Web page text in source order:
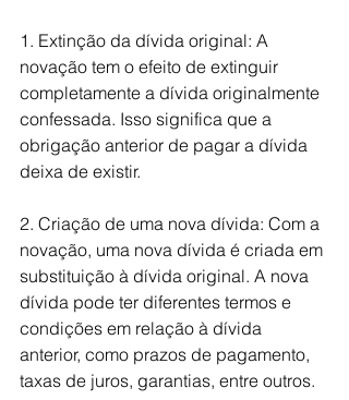
1. Extinção da dívida original: A
novação tem o efeito de extinguir
completamente a dívida originalmente
confessada. Isso significa que a
obrigação anterior de pagar a dívida
deixa de existir.
2. Criação de uma nova dívida: Com a
novação, uma nova dívida é criada em
substituição à dívida original. A nova
dívida pode ter diferentes termos e
condições em relação à dívida
anterior, como prazos de pagamento,
taxas de juros, garantias, entre outros.